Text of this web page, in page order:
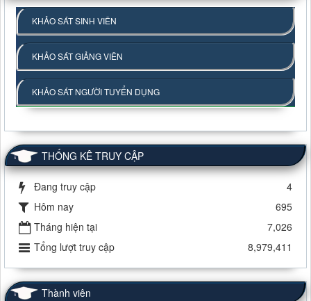
KHẢO SÁT SINH VIÊN
KHẢO SÁT GIẢNG VIÊN
KHẢO SÁT NGƯỜI TUYỂN DỤNG
THỐNG KÊ TRUY CẬP
Đang truy cập
4
Hôm nay
695
Tháng hiện tại
7,026
Tổng lượt truy cập
8,979,411
Thành viên